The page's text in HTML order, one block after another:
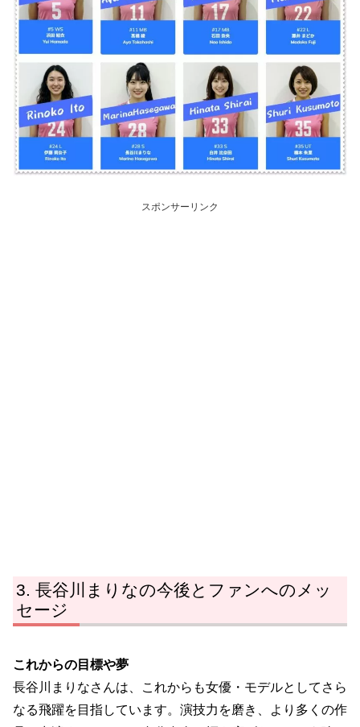
スポンサーリンク
長谷川まりなの今後とファンへのメッ
セージ
これからの目標や夢
長谷川まりなさんは、これからも女優・モデルとしてさら
なる飛躍を目指しています。演技力を磨き、より多くの作